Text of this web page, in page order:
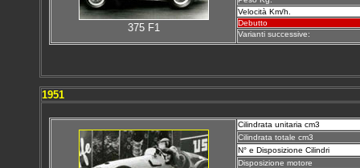
375 F1
Velocità Km/h.
Debutto
Varianti successive:
1951
Cilindrata unitaria cm3
Cilindrata totale cm3
N° e Disposizione Cilindri
Disposizione motore